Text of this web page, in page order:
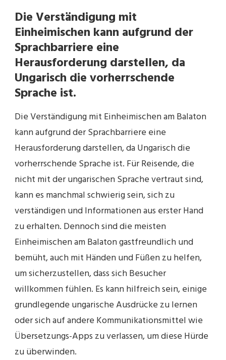
Die Verständigung mit
Einheimischen kann aufgrund der
Sprachbarriere eine
Herausforderung darstellen, da
Ungarisch die vorherrschende
Sprache ist.
Die Verständigung mit Einheimischen am Balaton
kann aufgrund der Sprachbarriere eine
Herausforderung darstellen, da Ungarisch die
vorherrschende Sprache ist. Für Reisende, die
nicht mit der ungarischen Sprache vertraut sind,
kann es manchmal schwierig sein, sich zu
verständigen und Informationen aus erster Hand
zu erhalten. Dennoch sind die meisten
Einheimischen am Balaton gastfreundlich und
bemüht, auch mit Händen und Füßen zu helfen,
um sicherzustellen, dass sich Besucher
willkommen fühlen. Es kann hilfreich sein, einige
grundlegende ungarische Ausdrücke zu lernen
oder sich auf andere Kommunikationsmittel wie
Übersetzungs-Apps zu verlassen, um diese Hürde
zu überwinden.